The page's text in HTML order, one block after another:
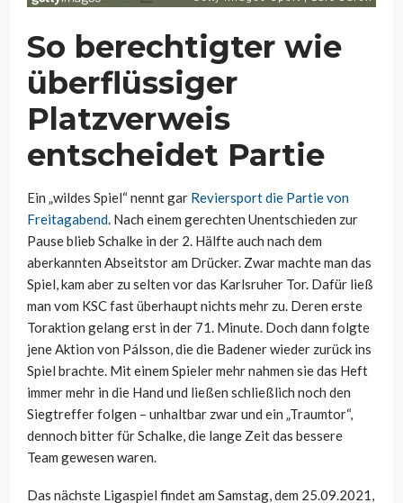
So berechtigter wie
überflüssiger
Platzverweis
entscheidet Partie
Ein „wildes Spiel“ nennt gar Reviersport die Partie von
Freitagabend. Nach einem gerechten Unentschieden zur
Pause blieb Schalke in der 2. Hälfte auch nach dem
aberkannten Abseitstor am Drücker. Zwar machte man das
Spiel, kam aber zu selten vor das Karlsruher Tor. Dafür ließ
man vom KSC fast überhaupt nichts mehr zu. Deren erste
Toraktion gelang erst in der 71. Minute. Doch dann folgte
jene Aktion von Pálsson, die die Badener wieder zurück ins
Spiel brachte. Mit einem Spieler mehr nahmen sie das Heft
immer mehr in die Hand und ließen schließlich noch den
Siegtreffer folgen – unhaltbar zwar und ein „Traumtor“,
dennoch bitter für Schalke, die lange Zeit das bessere
Team gewesen waren.
Das nächste Ligaspiel findet am Samstag, dem 25.09.2021,